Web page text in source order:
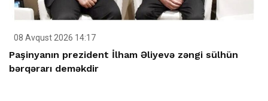
08 Avqust 2026 14:17
Paşinyanın prezident İlham Əliyevə zəngi sülhün
bərqərarı deməkdir